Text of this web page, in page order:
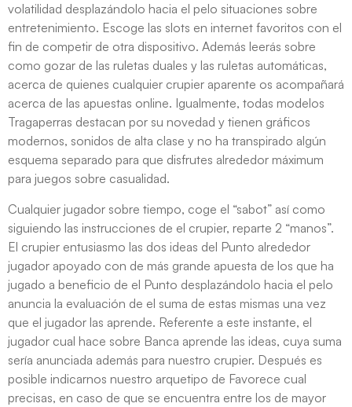
volatilidad desplazándolo hacia el pelo situaciones sobre
entretenimiento. Escoge las slots en internet favoritos con el
fin de competir de otra dispositivo. Además leerás sobre
como gozar de las ruletas duales y las ruletas automáticas,
acerca de quienes cualquier crupier aparente os acompañará
acerca de las apuestas online. Igualmente, todas modelos
Tragaperras destacan por su novedad y tienen gráficos
modernos, sonidos de alta clase y no ha transpirado algún
esquema separado para que disfrutes alrededor máximum
para juegos sobre casualidad.
Cualquier jugador sobre tiempo, coge el “sabot” así­ como
siguiendo las instrucciones de el crupier, reparte 2 “manos”.
El crupier entusiasmo las dos ideas del Punto alrededor
jugador apoyado con de más grande apuesta de los que ha
jugado a beneficio de el Punto desplazándolo hacia el pelo
anuncia la evaluación de el suma de estas mismas una vez
que el jugador las aprende. Referente a este instante, el
jugador cual hace sobre Banca aprende las ideas, cuya suma
serí­a anunciada además para nuestro crupier. Después es
posible indicarnos nuestro arquetipo de Favorece cual
precisas, en caso de que se encuentra entre los de mayor